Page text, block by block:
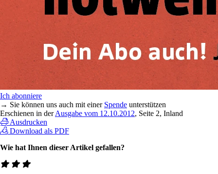
Ich abonniere
→ Sie können uns auch mit einer Spende unterstützen
Erschienen in derAusgabe vom 12.10.2012, Seite 2, Inland
Ausdrucken
Download als PDF
Wie hat Ihnen dieser Artikel gefallen?